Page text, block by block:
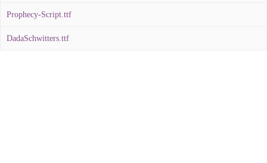
Prophecy-Script.ttf
DadaSchwitters.ttf